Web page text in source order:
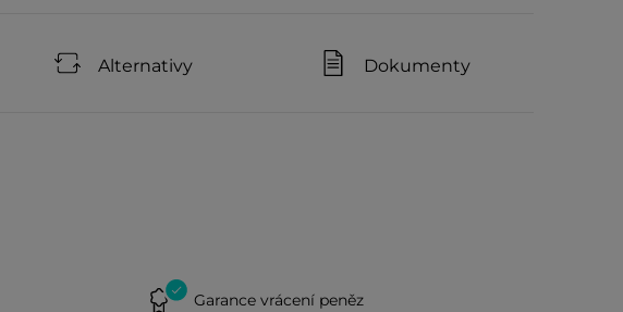
Alternativy Dokumenty
Garance vrácení peněz